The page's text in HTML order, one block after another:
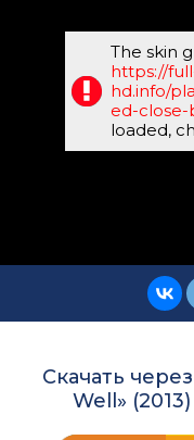
The skin
https://
hd.info/
ed-
loaded,
Скачать
Well»